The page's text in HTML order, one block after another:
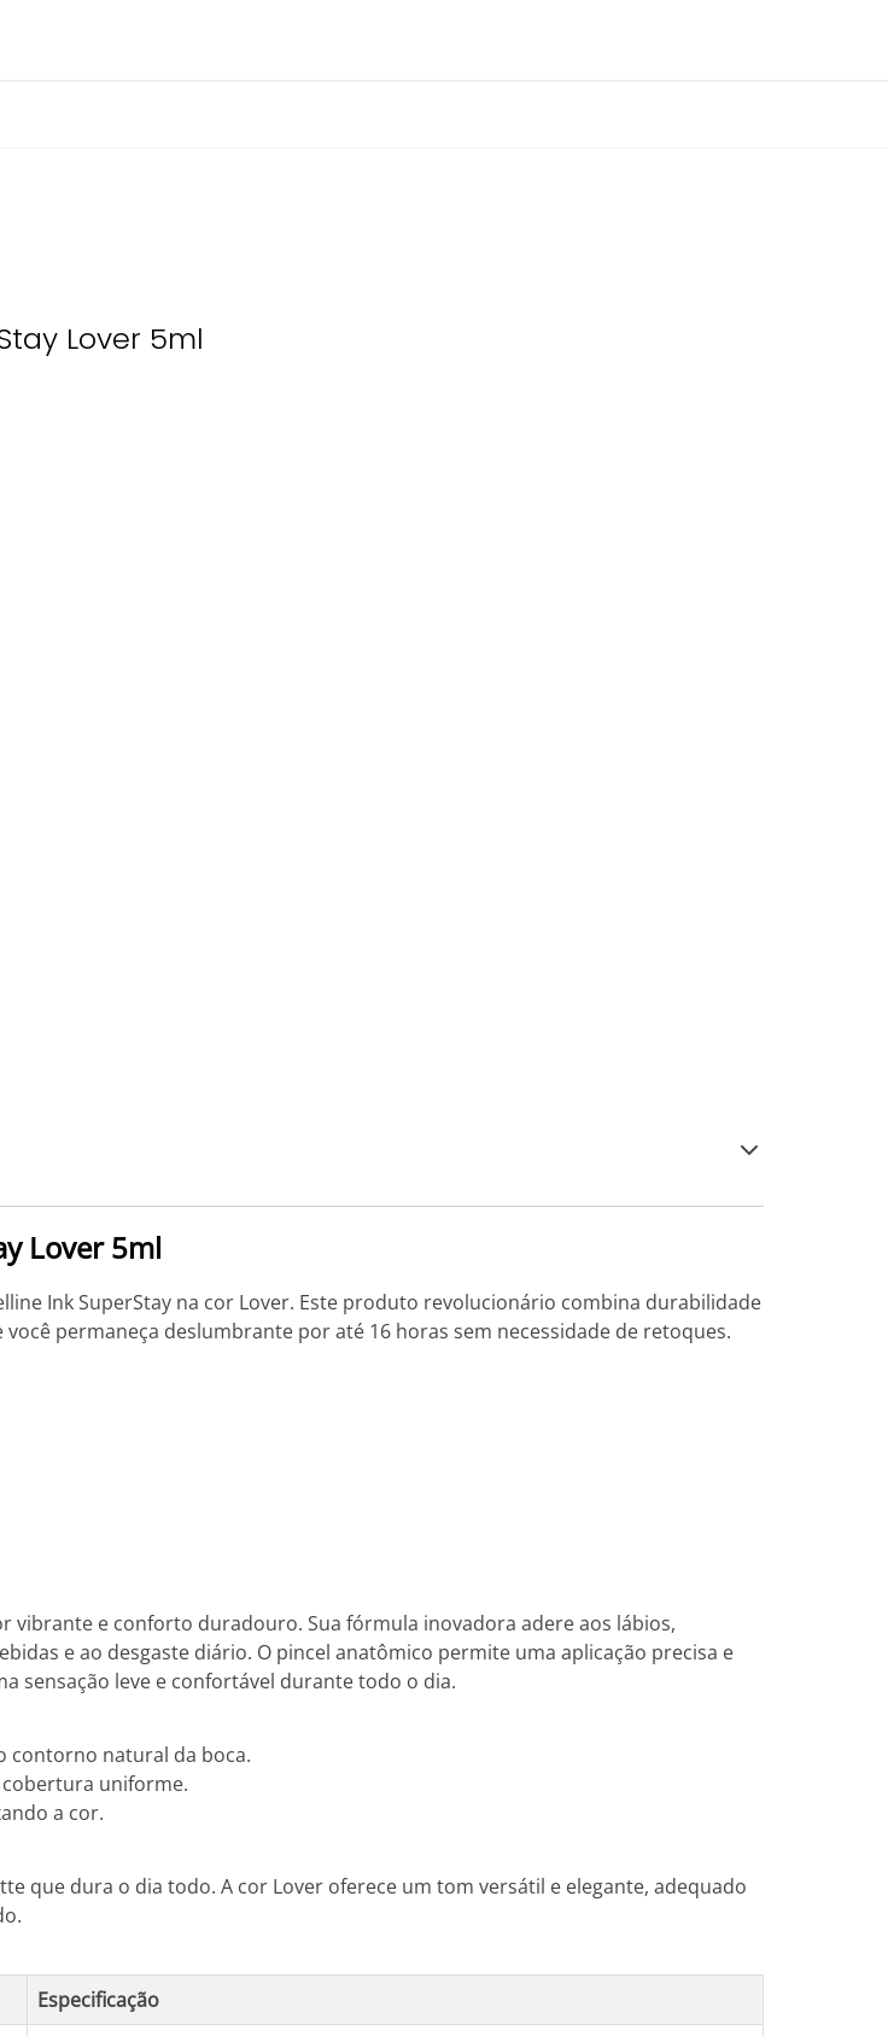
Lover 5ml
Lover 5ml
Ink SuperStay na cor Lover. Este produto revolucionário combina durabilidade
permaneça deslumbrante por até 16 horas sem necessidade de retoques.
vibrante e conforto duradouro. Sua fórmula inovadora adere aos lábios,
e ao desgaste diário. O pincel anatômico permite uma aplicação precisa e
sensação leve e confortável durante todo o dia.
contorno natural da boca.
uniforme.
a cor.
que dura o dia todo. A cor Lover oferece um tom versátil e elegante, adequado
Especificação